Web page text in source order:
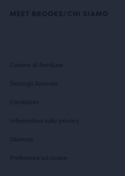
MEET BROOKS/CHI SIAMO
Catena di fornitura
Dettagli Azienda
Condizioni
Informativa sulla privacy
Sitemap
Preferenze sui cookie